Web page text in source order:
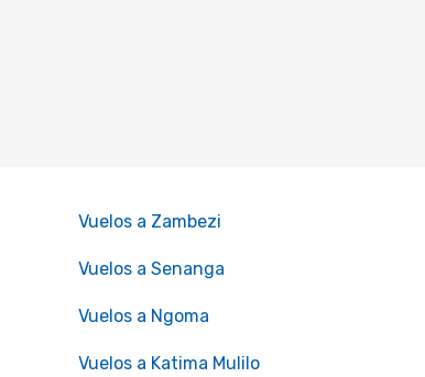
Vuelos a Zambezi
Vuelos a Senanga
Vuelos a Ngoma
Vuelos a Katima Mulilo